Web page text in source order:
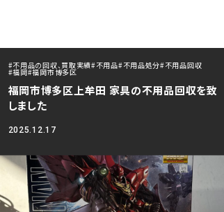
#不用品の回収、買取実績#不用品#不用品処分#不用品回収
#福岡#福岡市博多区
福岡市博多区上牟田 家具の不用品回収を致
しました
2025.12.17